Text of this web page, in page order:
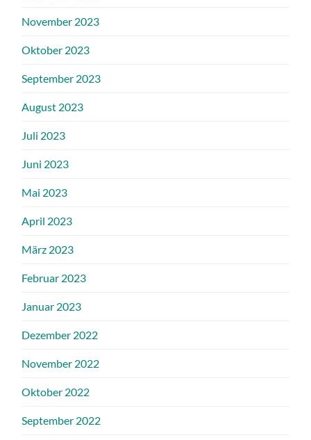
November 2023
Oktober 2023
September 2023
August 2023
Juli 2023
Juni 2023
Mai 2023
April 2023
März 2023
Februar 2023
Januar 2023
Dezember 2022
November 2022
Oktober 2022
September 2022